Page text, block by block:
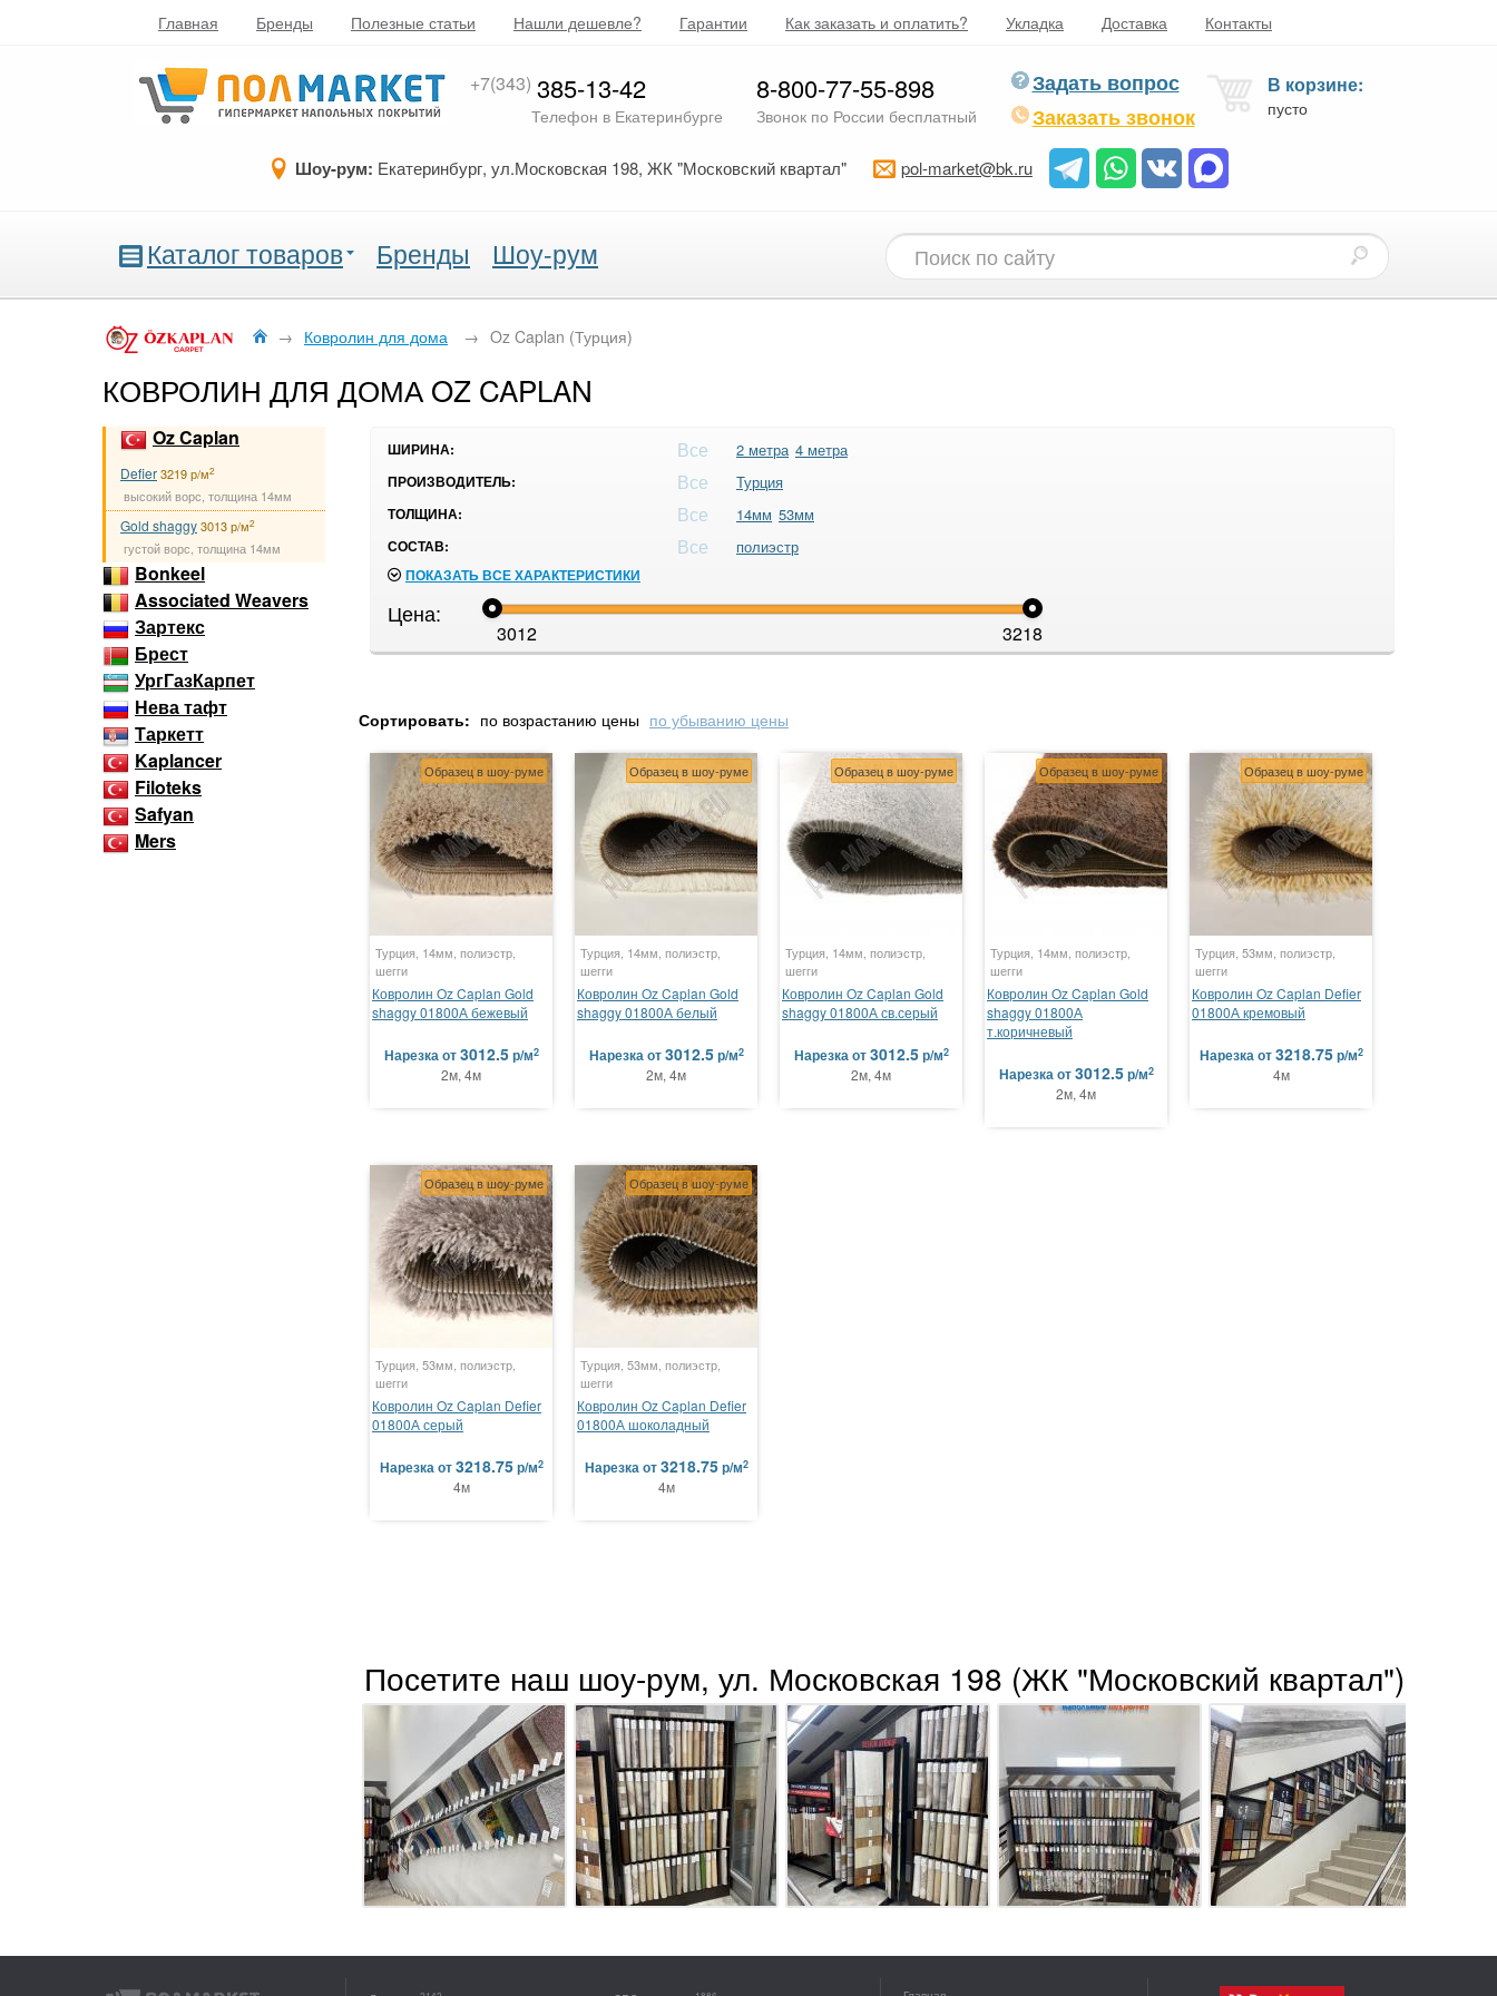
Главная Бренды Полезные статьи Нашли дешевле? Гарантии Как заказать и оплатить? Укладка Доставка Контакты
+7(343) 385-13-42
Телефон в Екатеринбурге
8-800-77-55-898
Звонок по России бесплатный
Задать вопрос
Заказать звонок
В корзине:
пусто
Шоу-рум: Екатеринбург, ул.Московская 198, ЖК "Московский квартал" pol-market@bk.ru
Каталог товаров Бренды Шоу-рум
→ Ковролин для дома → Oz Caplan (Турция)
КОВРОЛИН ДЛЯ ДОМА OZ CAPLAN
ШИРИНА: Все 2 метра 4 метра
ПРОИЗВОДИТЕЛЬ: Все Турция
ТОЛЩИНА: Все 14мм 53мм
СОСТАВ: Все полиэстр
ПОКАЗАТЬ ВСЕ ХАРАКТЕРИСТИКИ
Цена:
3012 3218
Oz Caplan
Defier3219 р/м2
высокий ворс, толщина 14мм
Gold shaggy3013 р/м2
густой ворс, толщина 14мм
Bonkeel
Associated Weavers
Зартекс
Брест
УргГазКарпет
Нева тафт
Таркетт
Kaplancer
Filoteks
Safyan
Mers
Сортировать: по возрастанию цены по убыванию цены
Образец в шоу-руме
Турция, 14мм, полиэстр,
шегги
Ковролин Oz Caplan Gold
shaggy 01800А бежевый
Нарезкаот3012.5р/м2
2м, 4м
Образец в шоу-руме
Турция, 14мм, полиэстр,
шегги
Ковролин Oz Caplan Gold
shaggy 01800А белый
Нарезкаот3012.5р/м2
2м, 4м
Образец в шоу-руме
Турция, 14мм, полиэстр,
шегги
Ковролин Oz Caplan Gold
shaggy 01800А св.серый
Нарезкаот3012.5р/м2
2м, 4м
Образец в шоу-руме
Турция, 14мм, полиэстр,
шегги
Ковролин Oz Caplan Gold
shaggy 01800А
т.коричневый
Нарезкаот3012.5р/м2
2м, 4м
Образец в шоу-руме
Турция, 53мм, полиэстр,
шегги
Ковролин Oz Caplan Defier
01800А кремовый
Нарезкаот3218.75р/м2
4м
Образец в шоу-руме
Турция, 53мм, полиэстр,
шегги
Ковролин Oz Caplan Defier
01800А серый
Нарезкаот3218.75р/м2
4м
Образец в шоу-руме
Турция, 53мм, полиэстр,
шегги
Ковролин Oz Caplan Defier
01800А шоколадный
Нарезкаот3218.75р/м2
4м
Посетите наш шоу-рум, ул. Московская 198 (ЖК "Московский квартал")